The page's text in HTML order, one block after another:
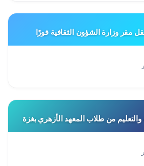
مقر وزارة الشؤون الثقافية فورًا
والتعليم من طلاب المعهد الأزهري بغزة